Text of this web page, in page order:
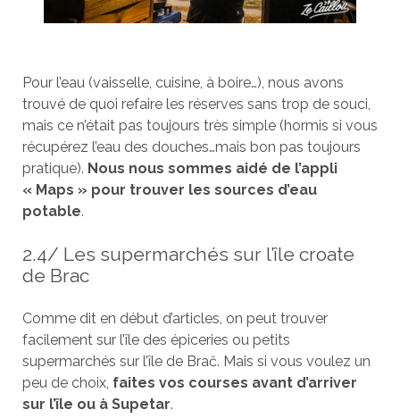
Pour l’eau (vaisselle, cuisine, à boire…), nous avons
trouvé de quoi refaire les réserves sans trop de souci,
mais ce n’était pas toujours très simple (hormis si vous
récupérez l’eau des douches…mais bon pas toujours
pratique). Nous nous sommes aidé de l’appli
« Maps » pour trouver les sources d’eau
potable.
2.4/ Les supermarchés sur l’île croate
de Brac
Comme dit en début d’articles, on peut trouver
facilement sur l’île des épiceries ou petits
supermarchés sur l’île de Brač. Mais si vous voulez un
peu de choix, faites vos courses avant d’arriver
sur l’île ou à Supetar.